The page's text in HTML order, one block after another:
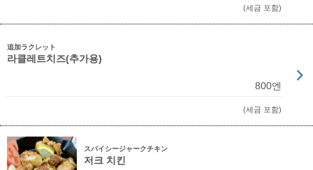
(세금 포함)
追加ラクレット
라클레트치즈(추가용)
800엔
(세금 포함)
スパイシージャークチキン
저크 치킨